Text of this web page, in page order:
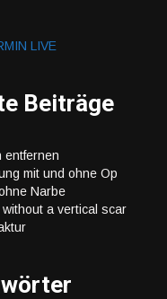
LIVE
Beiträge
entfernen
mit und ohne Op
Narbe
a vertical scar